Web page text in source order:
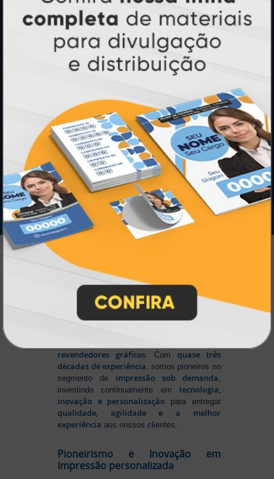
PARTICIPE
IMPRA INDUSTRIA GRAFICA LTDA | CNPJ: 28.045.354/0002-52
Atual Card © 2026. Todos os direitos reservados.
Atual Card: A Gráfica Pioneira em
Personalização Online
Atual Card é referência em impressão
gráfica online no Brasil, oferecendo uma
revendedores gráficos. Comquase três
décadas de experiência , somos pioneiros no
segmento de impressão sob demanda
investindo continuamente em tecnologia,
inovação e personalização para entregar
qualidade, agilidade e a melhor
experiência aos nossos clientes.
Pioneirismo e Inovação em
Impressão personalizada